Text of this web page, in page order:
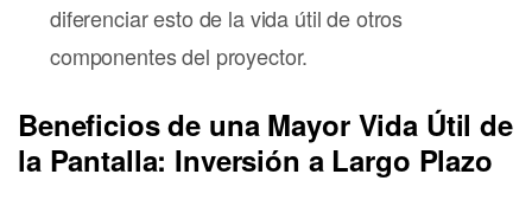
diferenciar esto de la vida útil de otros
componentes del proyector.
Beneficios de una Mayor Vida Útil de
la Pantalla: Inversión a Largo Plazo